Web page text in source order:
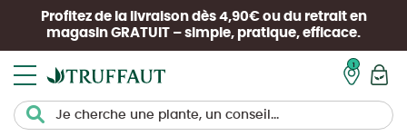
Profitez de la livraison dès 4,90€ ou du retrait en
magasin GRATUIT – simple, pratique, efficace.